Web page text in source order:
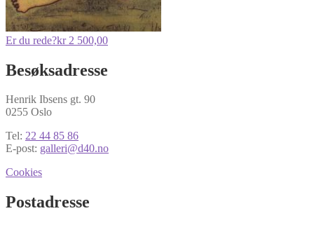
Er du rede?kr2 500,00
Besøksadresse
Henrik Ibsens gt. 90
0255 Oslo
Tel: 22 44 85 86
E-post: galleri@d40.no
Cookies
Postadresse